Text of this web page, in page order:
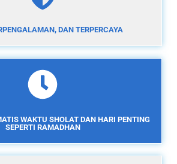
DAN TERPERCAYA
WAKTU SHOLAT DAN HARI PENTING
SEPERTI RAMADHAN